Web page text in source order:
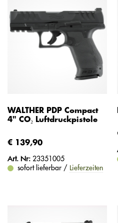
WALTHER PDP Compact
4" CO₂ Luftdruckpistole
€ 139,90
Art. Nr: 23351005
sofort lieferbar / Lieferzeiten